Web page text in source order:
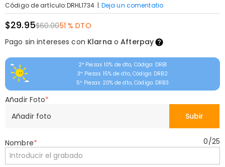
Código de artículo:DRHL1734 | Deja un comentatio
$29.95$60.0051 % DTO
Pago sin intereses con Klarna oAfterpay
2ª Piezas 10% de dto, Código: DRB1
3ª Piezas 15% de dto, Código: DRB2
5ª Piezas 20% de dto, Código: DRB3
Añadir Foto*
Añadir foto
Subir
Nombre* 0/25